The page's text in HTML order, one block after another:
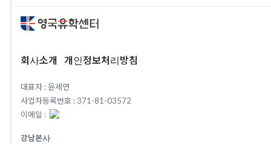
회사소개 개인정보처리방침
대표자 : 윤세연
사업자등록번호 : 371-81-03572
이메일 :
강남본사